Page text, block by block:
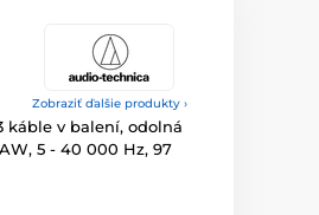
Zobraziť ďalšie produkty ›
káble v balení, odolná
5 - 40 000 Hz, 97